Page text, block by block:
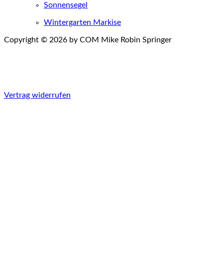
Sonnensegel
Wintergarten Markise
Copyright © 2026 by COM Mike Robin Springer
Vertrag widerrufen